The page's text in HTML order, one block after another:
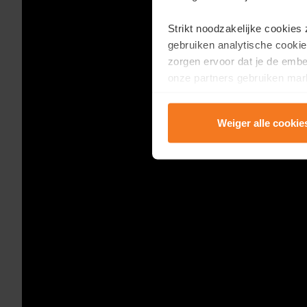
Strikt noodzakelijke cookies
gebruiken analytische
zorgen ervoor dat je de
onze partners gebruiken
Lees er meer over in onze
Weiger alle